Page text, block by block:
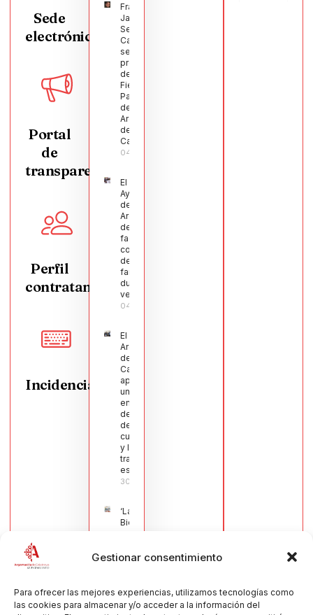
Gestionar consentimiento
Para ofrecer las mejores experiencias, utilizamos tecnologías como
las cookies para almacenar y/o acceder a la información del
Sede
electrónica
Portal
de
transparencia
Perfil
contratante
Incidencias
Francisco
Javier
Segura
Castellanos
será el
pregonero
de las
Fiestas
Patronales
de
Argamasilla
de
Calatrava
04/08/2026
El
Ayuntamiento
de
Argamasilla
de Calatrava
facilita la
conciliación
de 200
familias
durante el
verano
04/08/2026
El Pleno de
Argamasilla
de
Calatrava
aprueba
una moción
en defensa
del sector
de la
cuchillería
y la navaja
tradicional
española
30/07/2026
‘La
Bienvenida’,
estampa de
de la Virgen
Muñoz
Muñoz,
anuncia las